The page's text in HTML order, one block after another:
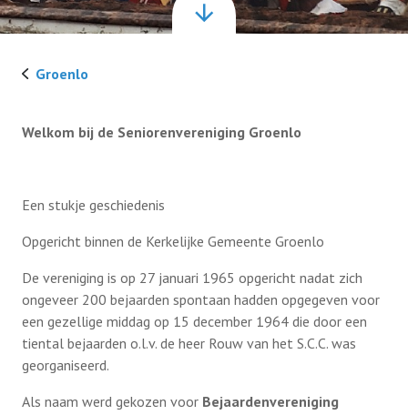
Lid worden
Groenlo
Welkom bij de Seniorenvereniging Groenlo
Een stukje geschiedenis
Opgericht binnen de Kerkelijke Gemeente Groenlo
De vereniging is op 27 januari 1965 opgericht nadat zich
ongeveer 200 bejaarden spontaan hadden opgegeven voor
een gezellige middag op 15 december 1964 die door een
tiental bejaarden o.l.v. de heer Rouw van het S.C.C. was
georganiseerd.
Als naam werd gekozen voor Bejaardenvereniging